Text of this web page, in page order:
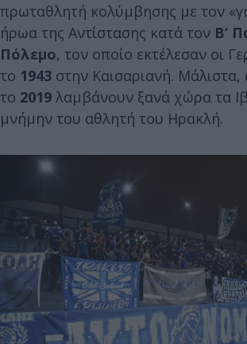
πρωταθλητή κολύμβησης με τον
ήρωα της Αντίστασης κατά τον Β’
Πόλεμο, τον οποίο εκτέλεσαν οι
το 1943 στην Καισαριανή. Μάλιστα,
το 2019 λαμβάνουν ξανά χώρα τα
μνήμην του αθλητή του Ηρακλή.